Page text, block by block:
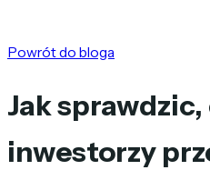
Powrót do bloga
Jak sprawdzic,
inwestorzy